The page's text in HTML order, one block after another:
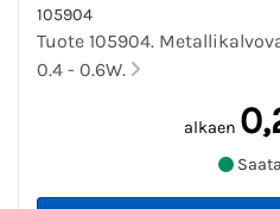
105904
Tuote 105904.
0.4 - 0.6W.
alkaen